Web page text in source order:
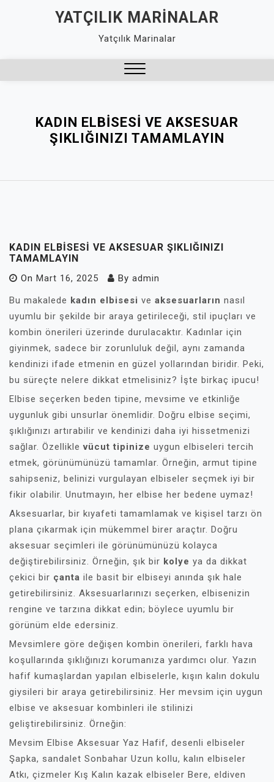
YATÇILIK MARINALAR
Yatçılık Marinalar
KADIN ELBISESI VE AKSESUAR
ŞIKLIĞINIZI TAMAMLAYIN
KADIN ELBISESI VE AKSESUAR ŞIKLIĞINIZI
TAMAMLAYIN
On Mart 16, 2025 By admin
Bu makalede kadın elbisesi ve aksesuarların nasıl
uyumlu bir şekilde bir araya getirileceği, stil ipuçları ve
kombin önerileri üzerinde durulacaktır. Kadınlar için
giyinmek, sadece bir zorunluluk değil, aynı zamanda
kendinizi ifade etmenin en güzel yollarından biridir. Peki,
bu süreçte nelere dikkat etmelisiniz? İşte birkaç ipucu!
Elbise seçerken beden tipine, mevsime ve etkinliğe
uygunluk gibi unsurlar önemlidir. Doğru elbise seçimi,
şıklığınızı artırabilir ve kendinizi daha iyi hissetmenizi
sağlar. Özelliklevücut tipinize uygun elbiseleri tercih
etmek, görünümünüzü tamamlar. Örneğin, armut tipine
sahipseniz, belinizi vurgulayan elbiseler seçmek iyi bir
fikir olabilir. Unutmayın, her elbise her bedene uymaz!
Aksesuarlar, bir kıyafeti tamamlamak ve kişisel tarzı ön
plana çıkarmak için mükemmel birer araçtır. Doğru
aksesuar seçimleri ile görünümünüzü kolayca
değiştirebilirsiniz. Örneğin, şık bir kolye ya da dikkat
çekici bir çanta ile basit bir elbiseyi anında şık hale
getirebilirsiniz. Aksesuarlarınızı seçerken, elbisenizin
rengine ve tarzına dikkat edin; böylece uyumlu bir
görünüm elde edersiniz.
Mevsimlere göre değişen kombin önerileri, farklı hava
koşullarında şıklığınızı korumanıza yardımcı olur. Yazın
hafif kumaşlardan yapılan elbiselerle, kışın kalın dokulu
giysileri bir araya getirebilirsiniz. Her mevsim için uygun
elbise ve aksesuar kombinleri ile stilinizi
geliştirebilirsiniz. Örneğin:
Mevsim Elbise Aksesuar Yaz Hafif, desenli elbiseler
Şapka, sandalet Sonbahar Uzun kollu, kalın elbiseler
Atkı, çizmeler Kış Kalın kazak elbiseler Bere, eldiven